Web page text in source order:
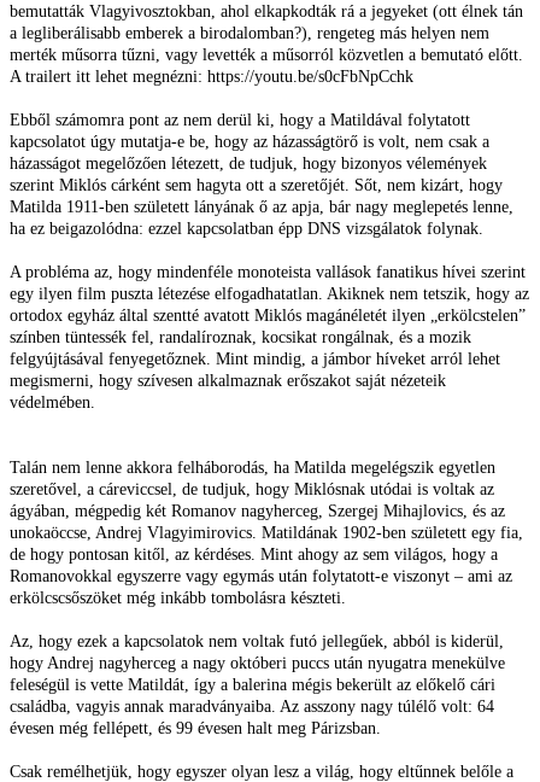
bemutatták Vlagyivosztokban, ahol elkapkodták rá a jegyeket (ott élnek tán
a legliberálisabb emberek a birodalomban?), rengeteg más helyen nem
merték műsorra tűzni, vagy levették a műsorról közvetlen a bemutató előtt.
A trailert itt lehet megnézni: https://youtu.be/s0cFbNpCchk
Ebből számomra pont az nem derül ki, hogy a Matildával folytatott
kapcsolatot úgy mutatja-e be, hogy az házasságtörő is volt, nem csak a
házasságot megelőzően létezett, de tudjuk, hogy bizonyos vélemények
szerint Miklós cárként sem hagyta ott a szeretőjét. Sőt, nem kizárt, hogy
Matilda 1911-ben született lányának ő az apja, bár nagy meglepetés lenne,
ha ez beigazolódna: ezzel kapcsolatban épp DNS vizsgálatok folynak.
A probléma az, hogy mindenféle monoteista vallások fanatikus hívei szerint
egy ilyen film puszta létezése elfogadhatatlan. Akiknek nem tetszik, hogy az
ortodox egyház által szentté avatott Miklós magánéletét ilyen „erkölcstelen”
színben tüntessék fel, randalíroznak, kocsikat rongálnak, és a mozik
felgyújtásával fenyegetőznek. Mint mindig, a jámbor híveket arról lehet
megismerni, hogy szívesen alkalmaznak erőszakot saját nézeteik
védelmében.
Talán nem lenne akkora felháborodás, ha Matilda megelégszik egyetlen
szeretővel, a cáreviccsel, de tudjuk, hogy Miklósnak utódai is voltak az
ágyában, mégpedig két Romanov nagyherceg, Szergej Mihajlovics, és az
unokaöccse, Andrej Vlagyimirovics. Matildának 1902-ben született egy fia,
de hogy pontosan kitől, az kérdéses. Mint ahogy az sem világos, hogy a
Romanovokkal egyszerre vagy egymás után folytatott-e viszonyt – ami az
erkölcscsőszöket még inkább tombolásra készteti.
Az, hogy ezek a kapcsolatok nem voltak futó jellegűek, abból is kiderül,
hogy Andrej nagyherceg a nagy októberi puccs után nyugatra menekülve
feleségül is vette Matildát, így a balerina mégis bekerült az előkelő cári
családba, vagyis annak maradványaiba. Az asszony nagy túlélő volt: 64
évesen még fellépett, és 99 évesen halt meg Párizsban.
Csak remélhetjük, hogy egyszer olyan lesz a világ, hogy eltűnnek belőle a